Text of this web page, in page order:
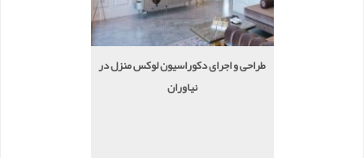
طراحی و اجرای دکوراسیون لوکس منزل در
نیاوران